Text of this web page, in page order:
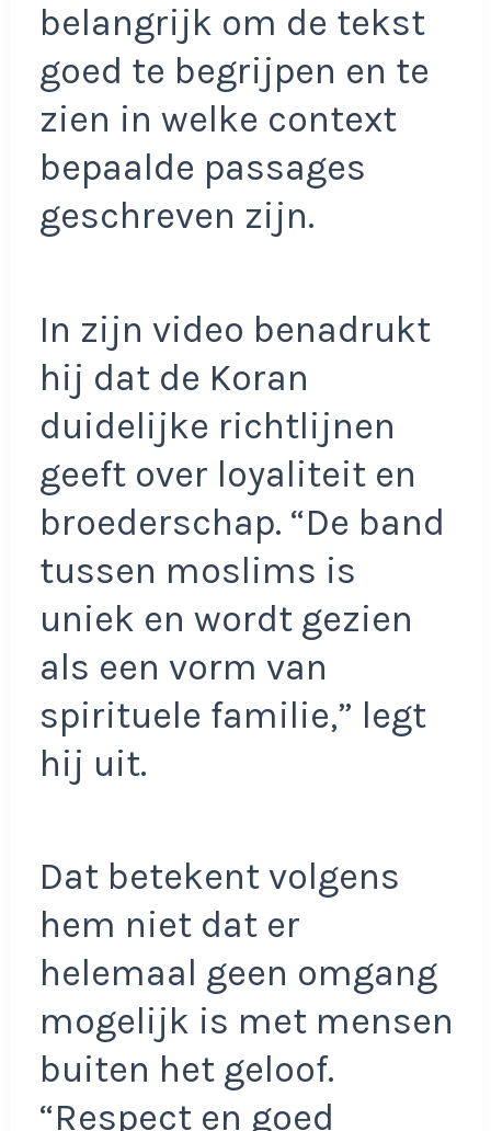
belangrijk om de tekst
goed te begrijpen en te
zien in welke context
bepaalde passages
geschreven zijn.
In zijn video benadrukt
hij dat de Koran
duidelijke richtlijnen
geeft over loyaliteit en
broederschap. “De band
tussen moslims is
uniek en wordt gezien
als een vorm van
spirituele familie,” legt
hij uit.
Dat betekent volgens
hem niet dat er
helemaal geen omgang
mogelijk is met mensen
buiten het geloof.
“Respect en goed